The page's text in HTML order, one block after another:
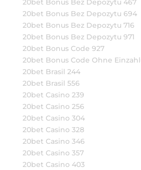
20bet Bonus Bez Depozytu 467
20bet Bonus Bez Depozytu 694
20bet Bonus Bez Depozytu 716
20bet Bonus Bez Depozytu 971
20bet Bonus Code 927
20bet Bonus Code Ohne
20bet Brasil 244
20bet Brasil 556
20bet Casino 239
20bet Casino 256
20bet Casino 304
20bet Casino 328
20bet Casino 346
20bet Casino 357
20bet Casino 403